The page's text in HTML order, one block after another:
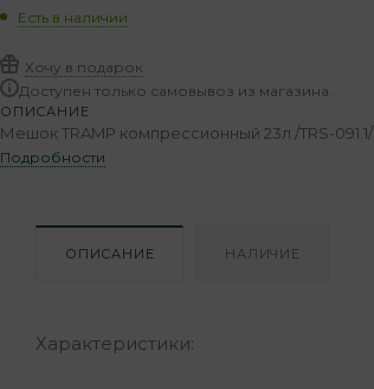
Есть в наличии
Хочу в подарок
Доступен только самовывоз из магазина.
ОПИСАНИЕ
Мешок TRAMP компрессионный 23л /TRS-091.1/
Подробности
ОПИСАНИЕ НАЛИЧИЕ
Характеристики: